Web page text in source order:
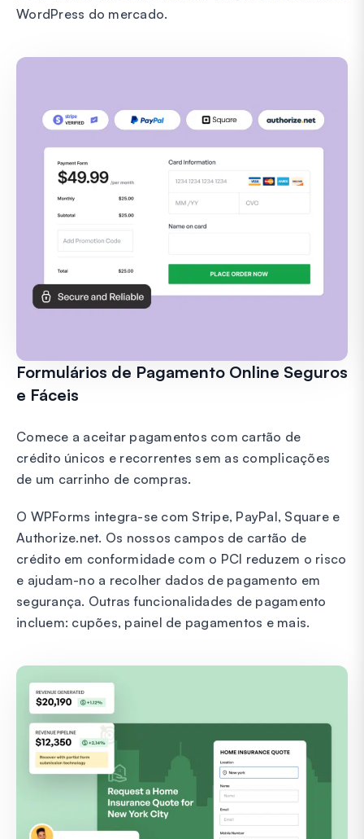
WordPress do mercado.
Formulários de Pagamento Online Seguros
e Fáceis
Comece a aceitar pagamentos com cartão de
crédito únicos e recorrentes sem as complicações
de um carrinho de compras.
O WPForms integra-se com Stripe, PayPal, Square e
Authorize.net. Os nossos campos de cartão de
crédito em conformidade com o PCI reduzem o risco
e ajudam-no a recolher dados de pagamento em
segurança. Outras funcionalidades de pagamento
incluem: cupões, painel de pagamentos e mais.